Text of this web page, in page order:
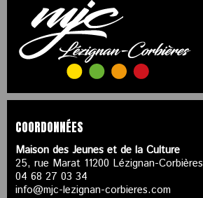
COORDONNÉES
Maison des Jeunes et de la Culture
25, rue Marat 11200 Lézignan-Corbières
04 68 27 03 34
info@mjc-lezignan-corbieres.com